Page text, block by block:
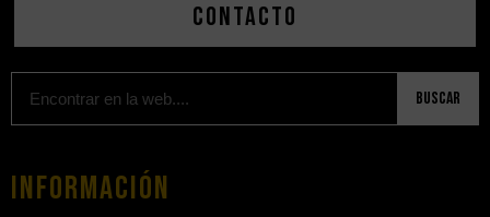
Contacto
Buscar
Información